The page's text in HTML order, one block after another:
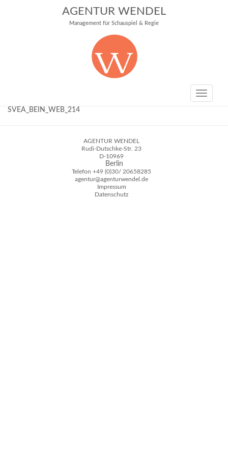
AGENTUR WENDEL
Management für Schauspiel & Regie
Toggle
SVEA_BEIN_WEB_214
AGENTUR WENDEL
Rudi-Dutschke-Str. 23
D-10969
Berlin
Telefon +49 (0)30/ 20658285
agentur@agenturwendel.de
Impressum
Datenschutz